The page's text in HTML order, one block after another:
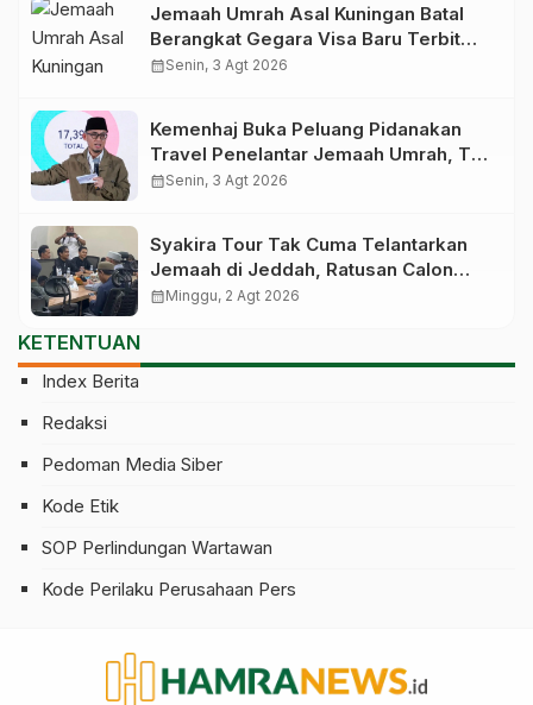
Jemaah Umrah Asal Kuningan Batal
Berangkat Gegara Visa Baru Terbit
Saat Pesawat Lepas Landas
calendar_monthSenin, 3 Agt 2026
Kemenhaj Buka Peluang Pidanakan
Travel Penelantar Jemaah Umrah, Tak
Cuma Dicabut Izinnya
calendar_monthSenin, 3 Agt 2026
Syakira Tour Tak Cuma Telantarkan
Jemaah di Jeddah, Ratusan Calon
Jemaah yang Sudah Setor Miliaran
calendar_monthMinggu, 2 Agt 2026
KETENTUAN
Index Berita
Redaksi
Pedoman Media Siber
Kode Etik
SOP Perlindungan Wartawan
Kode Perilaku Perusahaan Pers